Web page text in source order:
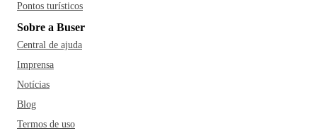
Pontos turísticos
Sobre a Buser
Central de ajuda
Imprensa
Notícias
Blog
Termos de uso